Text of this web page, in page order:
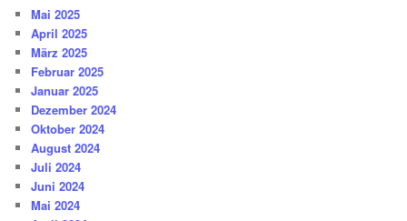
Mai 2025
April 2025
März 2025
Februar 2025
Januar 2025
Dezember 2024
Oktober 2024
August 2024
Juli 2024
Juni 2024
Mai 2024